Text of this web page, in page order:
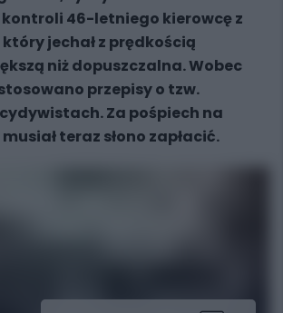
46-letniego kierowcę z
jechał z prędkością
niż dopuszczalna. Wobec
przepisy o tzw.
Za pośpiech na
teraz słono zapłacić.